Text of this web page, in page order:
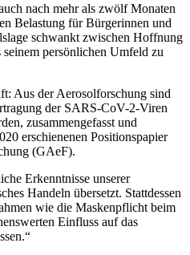
nach mehr als zwölf Monaten
Belastung für Bürgerinnen und
schwankt zwischen Hoffnung
persönlichen Umfeld zu
Aus der Aerosolforschung sind
der SARS-CoV-2-Viren
zusammengefasst und
erschienenen Positionspapier
(GAeF).
Erkenntnisse unserer
Handeln übersetzt. Stattdessen
wie die Maskenpflicht beim
Einfluss auf das